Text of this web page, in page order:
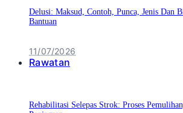
Delusi: Maksud, Contoh, Punca, Jenis Dan
Bantuan
11/07/2026
Rawatan
Rehabilitasi Selepas Strok: Proses